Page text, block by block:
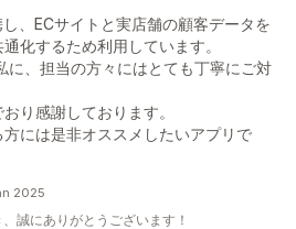
、ECサイトと実店舗の顧客データを
化するため利用しています。
に、担当の方々にはとても丁寧にご対
り感謝しております。
には是非オススメしたいアプリで
2025
誠にありがとうございます！